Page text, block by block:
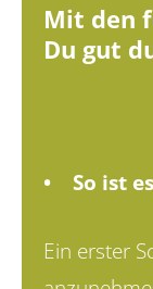
Mit den
Du gut
• So ist es
Ein erster